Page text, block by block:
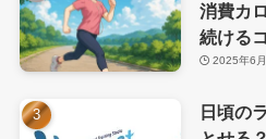
消費カ
続ける
2025年6
日頃の